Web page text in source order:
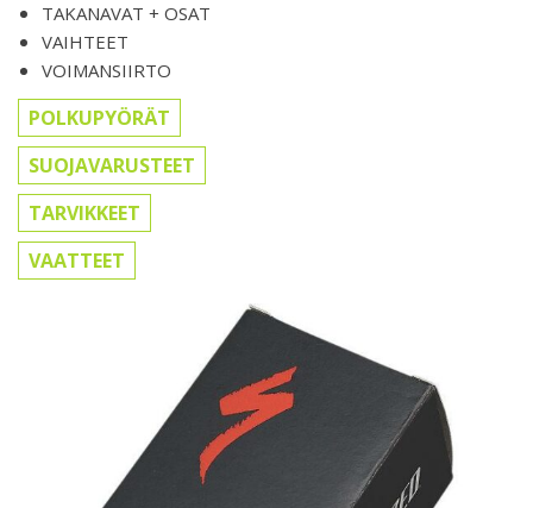
TAKANAVAT + OSAT
VAIHTEET
VOIMANSIIRTO
POLKUPYÖRÄT
SUOJAVARUSTEET
TARVIKKEET
VAATTEET